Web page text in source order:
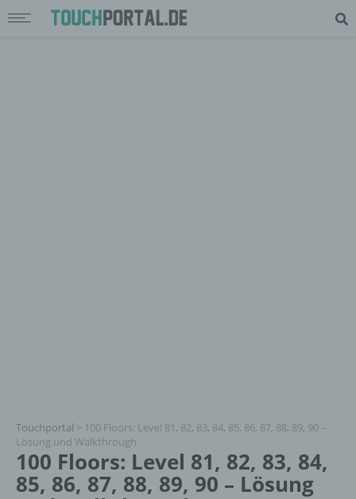
Touchportal > 100 Floors: Level 81, 82, 83, 84, 85, 86, 87, 88, 89, 90 –
Lösung und Walkthrough
100 Floors: Level 81, 82, 83, 84,
85, 86, 87, 88, 89, 90 – Lösung